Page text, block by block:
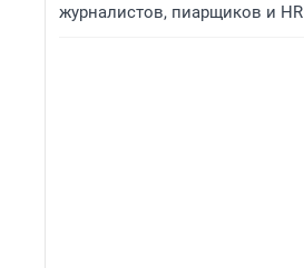
журналистов, пиарщиков и HR